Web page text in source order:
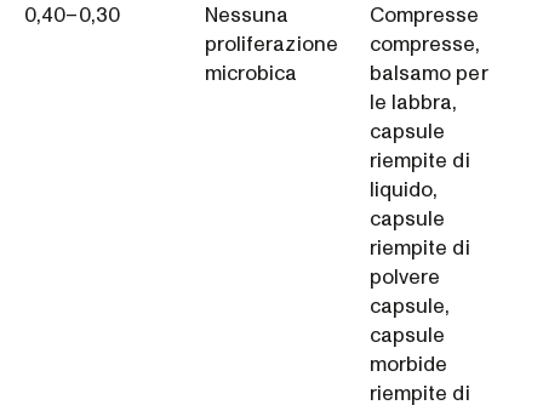
0,40–0,30
Nessuna
proliferazione
microbica
Compresse
compresse,
balsamo per
le labbra,
capsule
riempite di
liquido,
capsule
riempite di
polvere
capsule,
capsule
morbide
riempite di